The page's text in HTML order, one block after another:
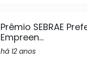
Prêmio SEBRAE
Empreen...
há 12 anos